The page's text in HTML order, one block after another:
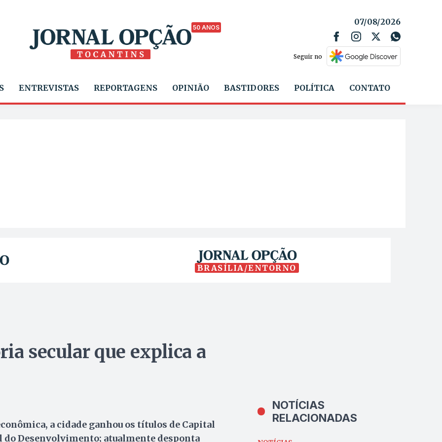
50 ANOS
07/08/2026
Seguir no
ENTREVISTAS REPORTAGENS OPINIÃO BASTIDORES POLÍTICA CONTATO
BRASÍLIA/ENTORNO
secular que explica a
a cidade ganhou os títulos de Capital
Desenvolvimento; atualmente desponta
NOTÍCIAS
RELACIONADAS